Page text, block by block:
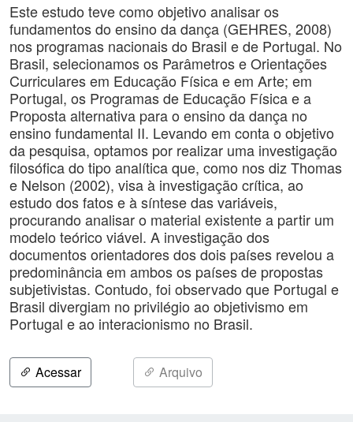
Este estudo teve como objetivo analisar os
fundamentos do ensino da dança (GEHRES, 2008)
nos programas nacionais do Brasil e de Portugal. No
Brasil, selecionamos os Parâmetros e Orientações
Curriculares em Educação Física e em Arte; em
Portugal, os Programas de Educação Física e a
Proposta alternativa para o ensino da dança no
ensino fundamental II. Levando em conta o objetivo
da pesquisa, optamos por realizar uma investigação
filosófica do tipo analítica que, como nos diz Thomas
e Nelson (2002), visa à investigação crítica, ao
estudo dos fatos e à síntese das variáveis,
procurando analisar o material existente a partir um
modelo teórico viável. A investigação dos
documentos orientadores dos dois países revelou a
predominância em ambos os países de propostas
subjetivistas. Contudo, foi observado que Portugal e
Brasil divergiam no privilégio ao objetivismo em
Portugal e ao interacionismo no Brasil.
Acessar Arquivo